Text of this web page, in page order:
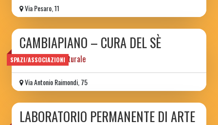
Via Pesaro, 11
SPAZI/ASSOCIAZIONI
CAMBIAPIANO – CURA DEL SÈ
associazione culturale
Via Antonio Raimondi, 75
LABORATORIO PERMANENTE DI ARTE